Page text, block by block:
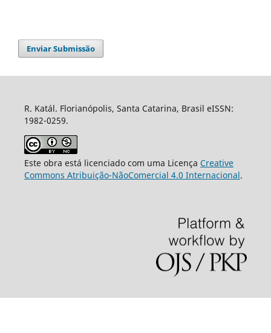
Enviar Submissão
R. Katál. Florianópolis, Santa Catarina, Brasil eISSN:
1982-0259.
Este obra está licenciado com uma Licença Creative
Commons Atribuição-NãoComercial 4.0 Internacional.